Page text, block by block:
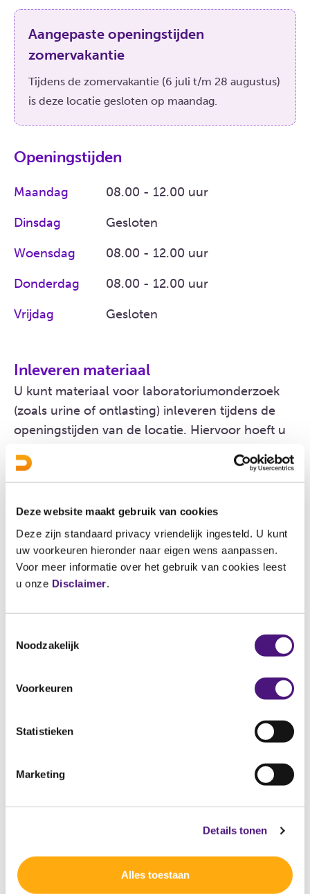
Deze website maakt gebruik van cookies
Deze zijn standaard privacy vriendelijk ingesteld. U kunt
uw voorkeuren hieronder naar eigen wens aanpassen.
Voor meer informatie over het gebruik van cookies leest
u onze Disclaimer.
Noodzakelijk
Voorkeuren
Statistieken
Marketing
Details tonen
Alles toestaan
Aangepaste openingstijden
zomervakantie
Tijdens de zomervakantie (6 juli t/m 28 augustus)
is deze locatie gesloten op maandag.
Openingstijden
Maandag
08.00 - 12.00 uur
Dinsdag
Gesloten
Woensdag
08.00 - 12.00 uur
Donderdag
08.00 - 12.00 uur
Vrijdag
Gesloten
Inleveren materiaal
U kunt materiaal voor laboratoriumonderzoek
(zoals urine of ontlasting) inleveren tijdens de
openingstijden van de locatie. Hiervoor hoeft u
achterlaten in de daarvoor bestemde box.
Voor enkele onderzoeken, zoals semenanalyse
afspraak te maken voor het inleveren van
materiaal. Dit staat bij het betreffende
onderzoek vermeld. U levert het materiaal dan
Parkeren
Op de parkeerterreinen van winkelcentrum
WoensXL kunt u betaald parkeren.